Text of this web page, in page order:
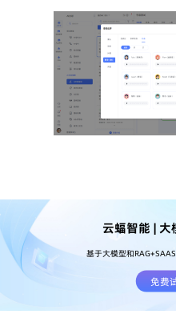
云蝠智能 |
基于大模型和
免费